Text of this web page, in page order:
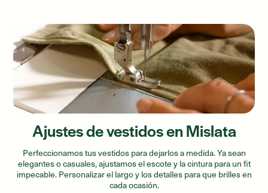
Ajustes de vestidos en Mislata
Perfeccionamos tus vestidos para dejarlos a medida. Ya sean
elegantes o casuales, ajustamos el escote y la cintura para un fit
impecable. Personalizar el largo y los detalles para que brilles en
cada ocasión.